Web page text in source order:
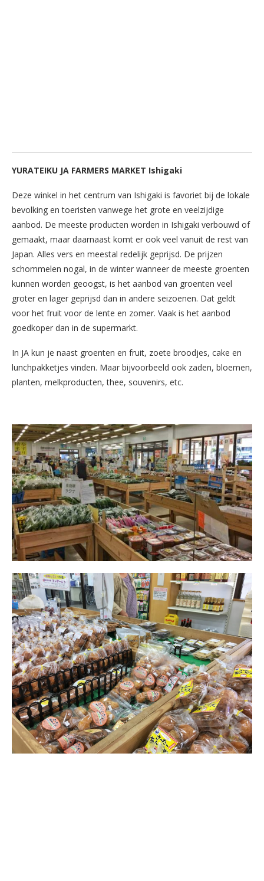
YURATEIKU JA FARMERS MARKET Ishigaki
Deze winkel in het centrum van Ishigaki is favoriet bij de lokale
bevolking en toeristen vanwege het grote en veelzijdige
aanbod. De meeste producten worden in Ishigaki verbouwd of
gemaakt, maar daarnaast komt er ook veel vanuit de rest van
Japan. Alles vers en meestal redelijk geprijsd. De prijzen
schommelen nogal, in de winter wanneer de meeste groenten
kunnen worden geoogst, is het aanbod van groenten veel
groter en lager geprijsd dan in andere seizoenen. Dat geldt
voor het fruit voor de lente en zomer. Vaak is het aanbod
goedkoper dan in de supermarkt.
In JA kun je naast groenten en fruit, zoete broodjes, cake en
lunchpakketjes vinden. Maar bijvoorbeeld ook zaden, bloemen,
planten, melkproducten, thee, souvenirs, etc.